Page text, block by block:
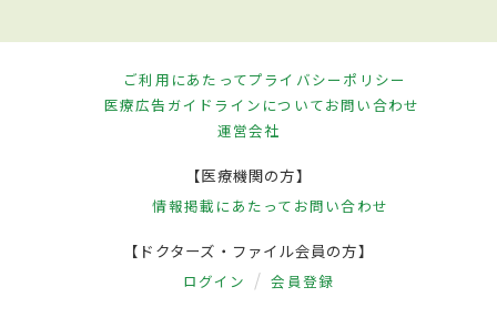
ご利用にあたってプライバシーポリシー
医療広告ガイドラインについてお問い合わせ
運営会社
【医療機関の方】
情報掲載にあたって お問い合わせ
【ドクターズ・ファイル会員の方】
ログイン 会員登録